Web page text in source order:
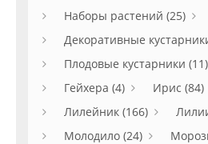
Наборы растений (25)
Декоративные
Плодовые кустарники (11)
Гейхера (4)
Ирис (84)
Лилейник (166)
Молодило (24)